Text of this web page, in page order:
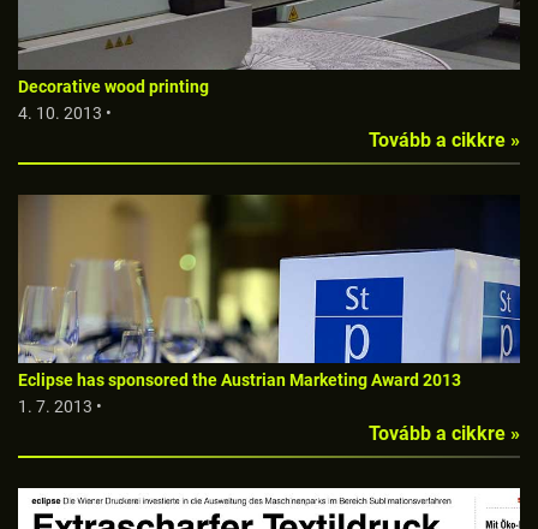
Decorative wood printing
4. 10. 2013 •
Tovább a cikkre »
Eclipse has sponsored the Austrian Marketing Award 2013
1. 7. 2013 •
Tovább a cikkre »